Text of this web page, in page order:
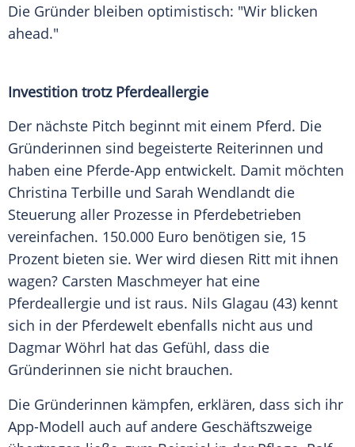
Die Gründer bleiben optimistisch: "Wir blicken
ahead."
Investition trotz Pferdeallergie
Der nächste Pitch beginnt mit einem Pferd. Die
Gründerinnen sind begeisterte Reiterinnen und
haben eine Pferde-App entwickelt. Damit möchten
Christina Terbille und Sarah Wendlandt die
Steuerung aller Prozesse in Pferdebetrieben
vereinfachen. 150.000 Euro benötigen sie, 15
Prozent bieten sie. Wer wird diesen Ritt mit ihnen
wagen? Carsten Maschmeyer hat eine
Pferdeallergie und ist raus. Nils Glagau (43) kennt
sich in der Pferdewelt ebenfalls nicht aus und
Dagmar Wöhrl hat das Gefühl, dass die
Gründerinnen sie nicht brauchen.
Die Gründerinnen kämpfen, erklären, dass sich ihr
App-Modell auch auf andere Geschäftszweige